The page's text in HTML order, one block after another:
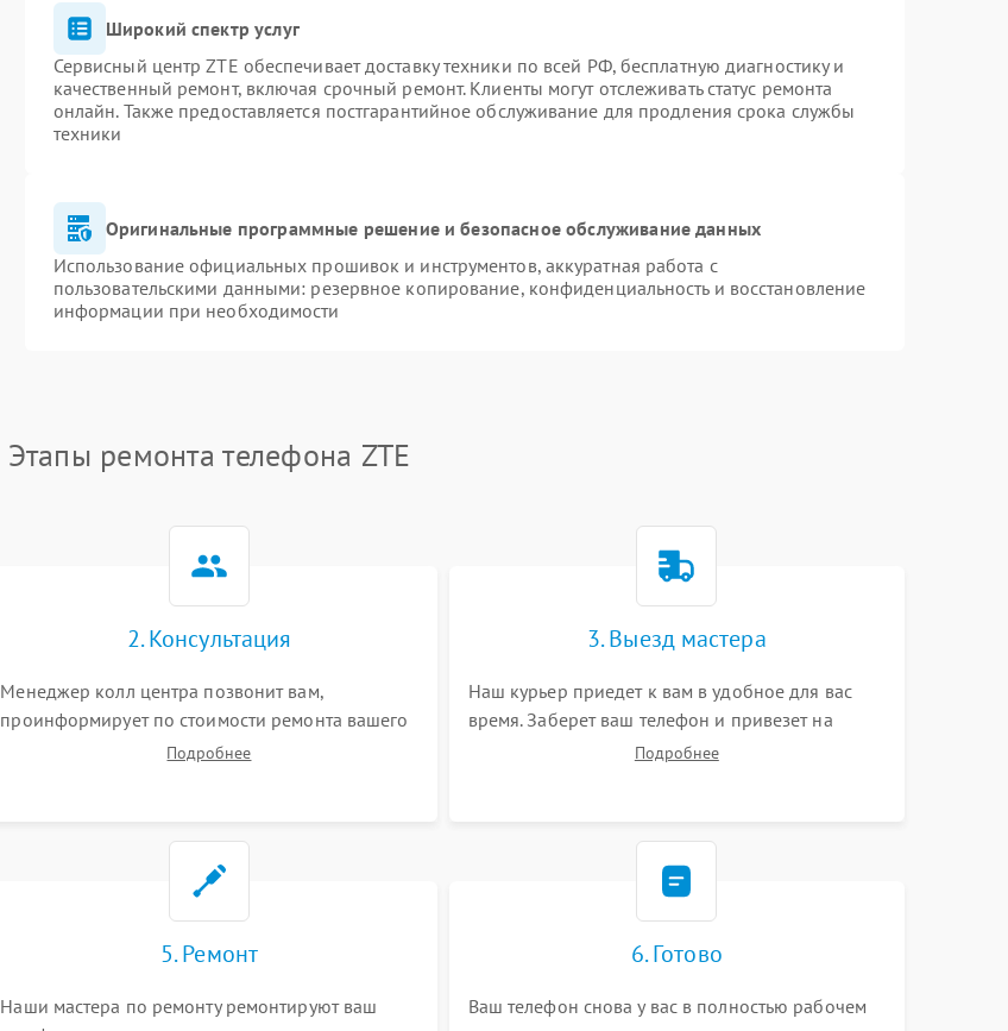
Широкий спектр услуг
Сервисный центр ZTE обеспечивает доставку техники по всей РФ, бесплатную диагностику и
качественный ремонт, включая срочный ремонт. Клиенты могут отслеживать статус ремонта
онлайн. Также предоставляется постгарантийное обслуживание для продления срока службы
техники
Оригинальные программные решение и безопасное обслуживание данных
Использование официальных прошивок и инструментов, аккуратная работа с
пользовательскими данными: резервное копирование, конфиденциальность и восстановление
информации при необходимости
Этапы ремонта телефона ZTE
2. Консультация
Менеджер колл центра позвонит вам,
проинформирует по стоимости ремонта вашего
телефона а также ответит на все ваши вопросы.
Подробнее
3. Выезд мастера
Наш курьер приедет к вам в удобное для вас
время. Заберет ваш телефон и привезет на
склад для диагностики.Подробнее
5. Ремонт
Наши мастера по ремонту ремонтируют ваш
6. Готово
Ваш телефон снова у вас в полностью рабочем